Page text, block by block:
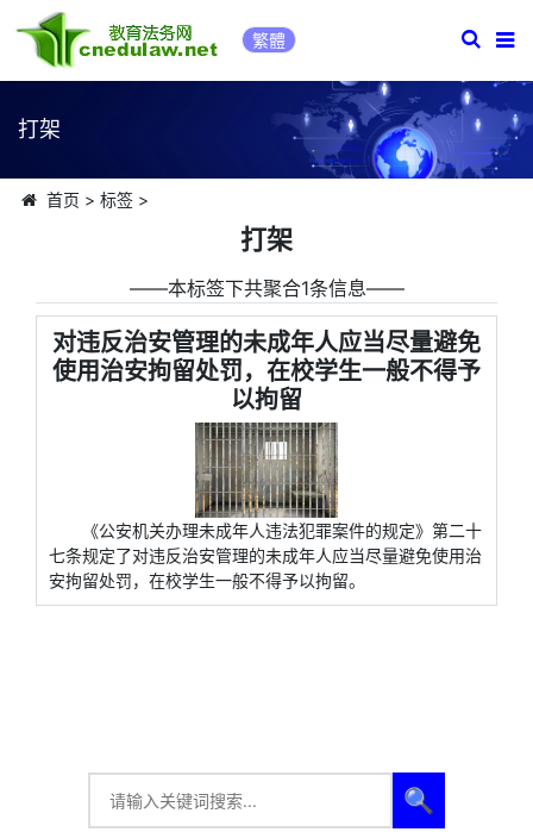
繁體
打架
首页 > 标签>
打架
――本标签下共聚合1条信息――
对违反治安管理的未成年人应当尽量避免
使用治安拘留处罚，在校学生一般不得予
以拘留
《公安机关办理未成年人违法犯罪案件的规定》第二十
七条规定了对违反治安管理的未成年人应当尽量避免使用治
安拘留处罚，在校学生一般不得予以拘留。
🔍